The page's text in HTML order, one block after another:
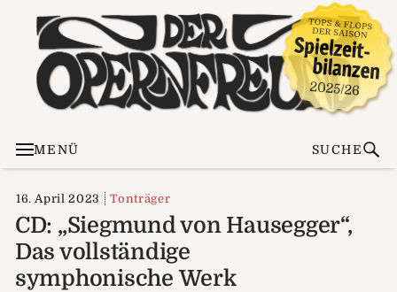
MENÜ SUCHE
16. April 2023 Tonträger
CD: „Siegmund von Hausegger“,
Das vollständige
symphonische Werk